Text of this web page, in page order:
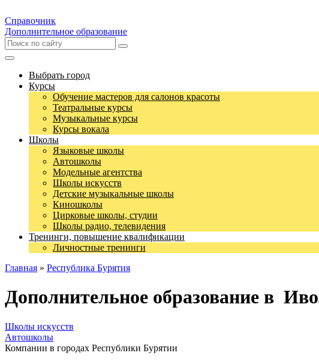
Справочник
Дополнительное образование
Выбрать город
Курсы
Обучение мастеров для салонов красоты
Театральные курсы
Музыкальные курсы
Курсы вокала
Школы
Языковые школы
Автошколы
Модельные агентства
Школы искусств
Детские музыкальные школы
Киношколы
Цирковые школы, студии
Школы радио, телевидения
Тренинги, повышение квалификации
Личностные тренинги
Главная » Республика Бурятия
Дополнительное образование в
Школы искусств
Автошколы
Компании в городах Республики Бурятии